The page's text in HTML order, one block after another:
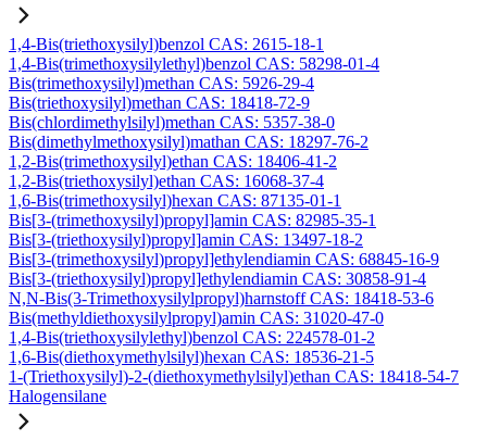
1,4-Bis(triethoxysilyl)benzol CAS: 2615-18-1
1,4-Bis(trimethoxysilylethyl)benzol CAS: 58298-01-4
Bis(trimethoxysilyl)methan CAS: 5926-29-4
Bis(triethoxysilyl)methan CAS: 18418-72-9
Bis(chlordimethylsilyl)methan CAS: 5357-38-0
Bis(dimethylmethoxysilyl)mathan CAS: 18297-76-2
1,2-Bis(trimethoxysilyl)ethan CAS: 18406-41-2
1,2-Bis(triethoxysilyl)ethan CAS: 16068-37-4
1,6-Bis(trimethoxysilyl)hexan CAS: 87135-01-1
Bis[3-(trimethoxysilyl)propyl]amin CAS: 82985-35-1
Bis[3-(triethoxysilyl)propyl]amin CAS: 13497-18-2
Bis[3-(trimethoxysilyl)propyl]ethylendiamin CAS: 68845-16-9
Bis[3-(triethoxysilyl)propyl]ethylendiamin CAS: 30858-91-4
N,N-Bis(3-Trimethoxysilylpropyl)harnstoff CAS: 18418-53-6
Bis(methyldiethoxysilylpropyl)amin CAS: 31020-47-0
1,4-Bis(triethoxysilylethyl)benzol CAS: 224578-01-2
1,6-Bis(diethoxymethylsilyl)hexan CAS: 18536-21-5
1-(Triethoxysilyl)-2-(diethoxymethylsilyl)ethan CAS: 18418-54-7
Halogensilane